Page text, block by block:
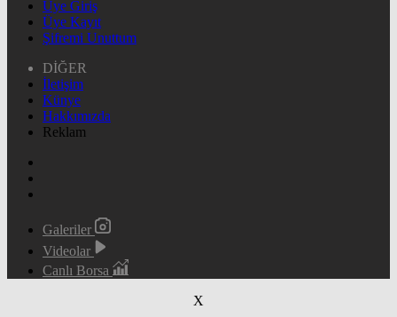
Üye Giriş
Üye Kayıt
Şifremi Unuttum
DİĞER
İletişim
Künye
Hakkımızda
Reklam
Galeriler
Videolar
Canlı Borsa
X